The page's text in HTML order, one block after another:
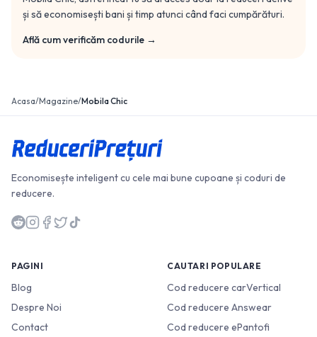
și să economisești bani și timp atunci când faci cumpărături.
Află cum verificăm codurile →
Acasa/Magazine/Mobila Chic
Economisește inteligent cu cele mai bune cupoane și coduri de
reducere.
PAGINI
Blog
Despre Noi
Contact
CAUTARI POPULARE
Cod reducere carVertical
Cod reducere Answear
Cod reducere ePantofi